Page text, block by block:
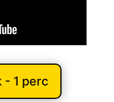
- 1 perc